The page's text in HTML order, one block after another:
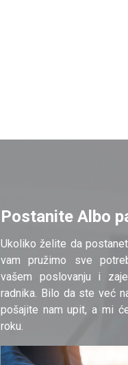
Postanite Albo
Ukoliko želite da
vam pružimo sve
vašem poslovanju i
radnika. Bilo da ste već
pošajite nam upit, a mi
roku.